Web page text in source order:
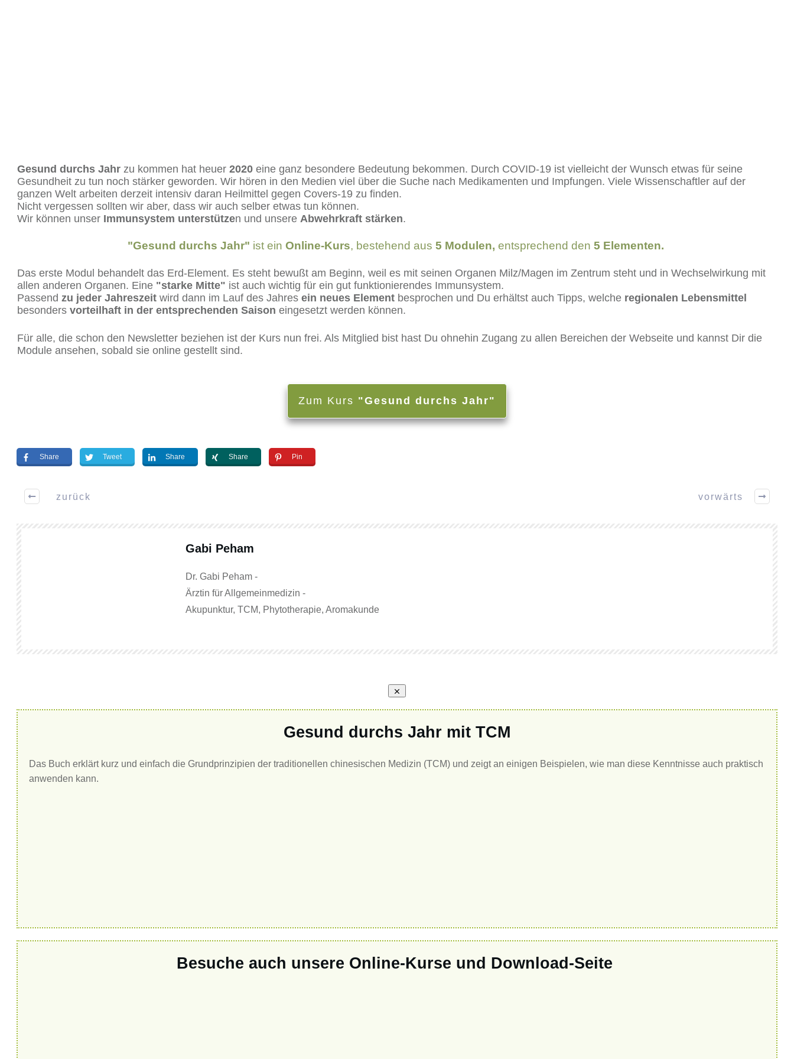
Gesund durchs Jahr zu kommen hat heuer 2020 eine ganz besondere Bedeutung bekommen. Durch COVID-19 ist vielleicht der Wunsch etwas für seine
Gesundheit zu tun noch stärker geworden. Wir hören in den Medien viel über die Suche nach Medikamenten und Impfungen. Viele Wissenschaftler auf der
ganzen Welt arbeiten derzeit intensiv daran Heilmittel gegen Covers-19 zu finden.
Nicht vergessen sollten wir aber, dass wir auch selber etwas tun können.
Wir können unser Immunsystem unterstützen und unsere Abwehrkraft stärken.
"Gesund durchs Jahr" ist ein Online-Kurs, bestehend aus 5 Modulen, entsprechend den 5 Elementen.
Das erste Modul behandelt das Erd-Element. Es steht bewußt am Beginn, weil es mit seinen Organen Milz/Magen im Zentrum steht und in Wechselwirkung mit
allen anderen Organen. Eine "starke Mitte" ist auch wichtig für ein gut funktionierendes Immunsystem.
Passend zu jeder Jahreszeit wird dann im Lauf des Jahres ein neues Element besprochen und Du erhältst auch Tipps, welche regionalen Lebensmittel
besonders vorteilhaft in der entsprechenden Saison eingesetzt werden können.
Für alle, die schon den Newsletter beziehen ist der Kurs nun frei. Als Mitglied bist hast Du ohnehin Zugang zu allen Bereichen der Webseite und kannst Dir die
Module ansehen, sobald sie online gestellt sind.
Zum Kurs "Gesund durchs Jahr"
Share Tweet Share Share Pin
zurück vorwärts
Gabi Peham
Dr. Gabi Peham -
Ärztin für Allgemeinmedizin -
Akupunktur, TCM, Phytotherapie, Aromakunde
Gesund durchs Jahr mit TCM
Das Buch erklärt kurz und einfach die Grundprinzipien der traditionellen chinesischen Medizin (TCM) und zeigt an einigen Beispielen, wie man diese Kenntnisse auch praktisch
anwenden kann.
Besuche auch unsere Online-Kurse und Download-Seite